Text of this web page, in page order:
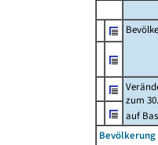
zum
auf
Bevölkerung